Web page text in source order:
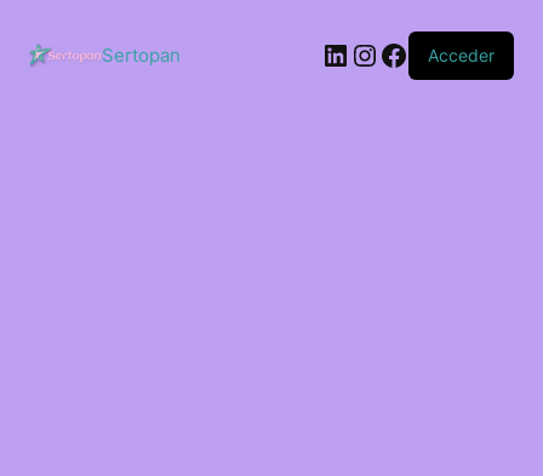
contenido
Sertopan LinkedIn
Instagram
Facebook
Acceder